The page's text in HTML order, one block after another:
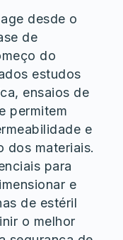
desde o
de
do
estudos
ensaios de
permitem
e
dos materiais.
para
e
de estéril
o melhor